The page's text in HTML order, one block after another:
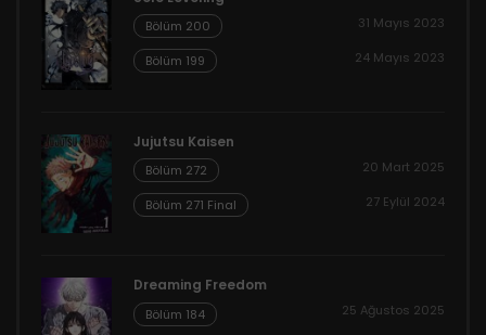
Bölüm 200 31 Mayıs 2023
Bölüm 199 24 Mayıs 2023
Jujutsu Kaisen
Bölüm 272 20 Mart 2025
Bölüm 271 Final 27 Eylül 2024
Dreaming Freedom
Bölüm 184 25 Ağustos 2025